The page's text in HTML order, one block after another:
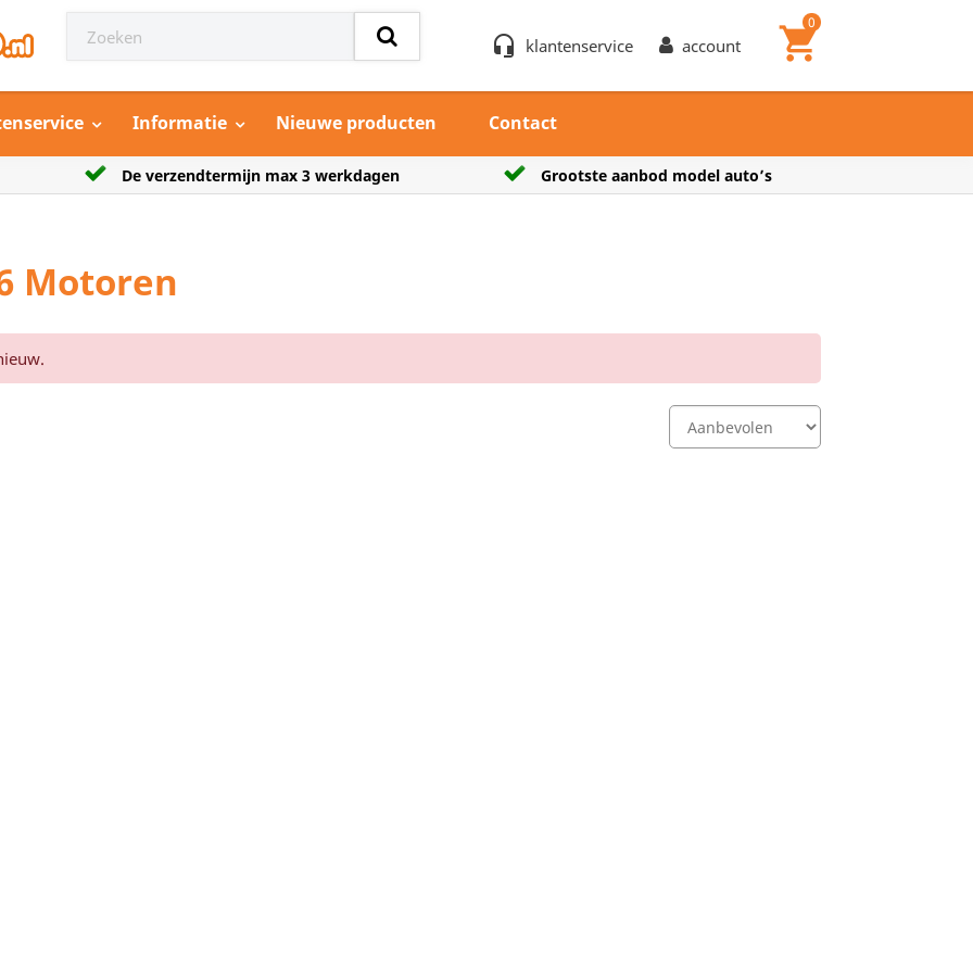
headset_mic klantenservice account shopping_cart
0
Informatie Nieuwe producten Contact
De verzendtermijn max 3 werkdagen Grootste aanbod model auto’s
Motoren